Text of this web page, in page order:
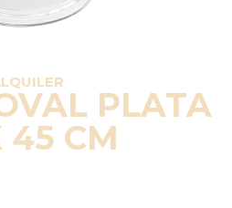
PLATA
45 CM